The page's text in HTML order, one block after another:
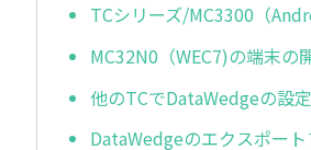
TCシリーズ/MC3300（
MC32N0（WEC7)の端末の
他のTCでDataWedgeの設
DataWedgeのエクスポー